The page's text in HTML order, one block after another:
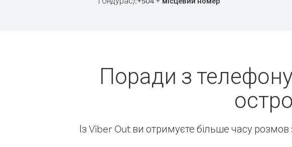
Поради з
Із Viber Out ви отримуєте більше часу